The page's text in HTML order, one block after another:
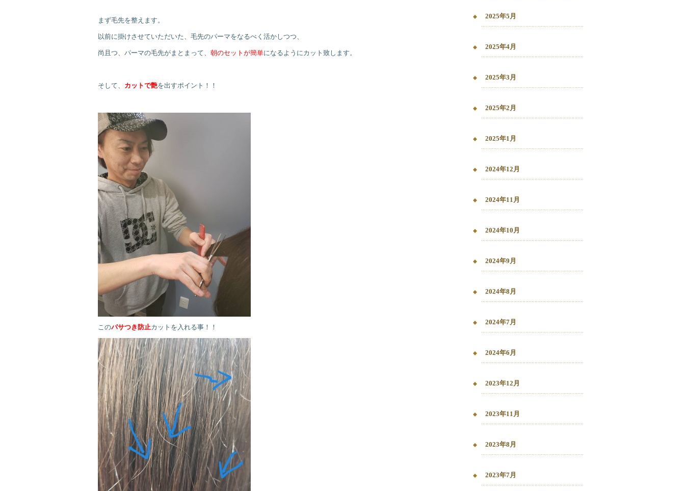
まず毛先を整えます。
以前に掛けさせていただいた、毛先のパーマをなるべく活かしつつ、
尚且つ、パーマの毛先がまとまって、 朝のセットが簡単になるようにカット致します。
そして、 カットで艶を出すポイント！！
このパサつき防止カットを入れる事！！
2025年5月
2025年4月
2025年3月
2025年2月
2025年1月
2024年12月
2024年11月
2024年10月
2024年9月
2024年8月
2024年7月
2024年6月
2023年12月
2023年11月
2023年8月
2023年7月